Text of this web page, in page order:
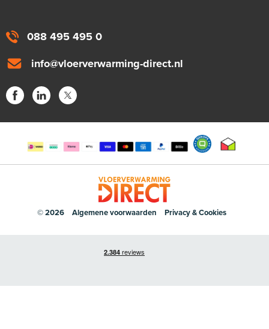
088 495 495 0
info@vloerverwarming-direct.nl
© 2026 Algemene voorwaarden Privacy & Cookies